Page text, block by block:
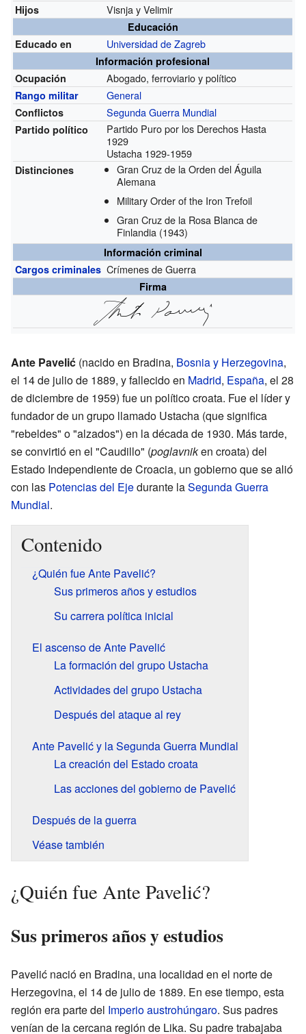
Hijos Visnja y Velimir
Educación
Educado en
Universidad de Zagreb
Información profesional
Ocupación
Abogado, ferroviario y político
Rango militar General
Conflictos Segunda Guerra Mundial
Partido político Partido Puro por los Derechos Hasta
1929
Ustacha 1929-1959
Distinciones
Gran Cruz de la Orden del Águila
Alemana
Military Order of the Iron Trefoil
Gran Cruz de la Rosa Blanca de
Finlandia (1943)
Información criminal
Cargos criminales Crímenes de Guerra
Firma
Ante Pavelić (nacido en Bradina, Bosnia y Herzegovina,
el 14 de julio de 1889, y fallecido en Madrid, España, el 28
de diciembre de 1959) fue un político croata. Fue el líder y
fundador de un grupo llamado Ustacha (que significa
"rebeldes" o "alzados") en la década de 1930. Más tarde,
se convirtió en el "Caudillo" (poglavniken croata) del
Estado Independiente de Croacia, un gobierno que se alió
con las Potencias del Ejedurante laSegunda Guerra
Mundial.
Contenido
¿Quién fue Ante Pavelić?
Sus primeros años y estudios
Su carrera política inicial
El ascenso de Ante Pavelić
La formación del grupo Ustacha
Actividades del grupo Ustacha
Después del ataque al rey
Ante Pavelić y la Segunda Guerra Mundial
La creación del Estado croata
Las acciones del gobierno de Pavelić
Después de la guerra
Véase también
¿Quién fue Ante Pavelić?
Sus primeros años y estudios
Pavelić nació en Bradina, una localidad en el norte de
Herzegovina, el 14 de julio de 1889. En ese tiempo, esta
región era parte del Imperio austrohúngaro. Sus padres
venían de la cercana región de Lika. Su padre trabajaba